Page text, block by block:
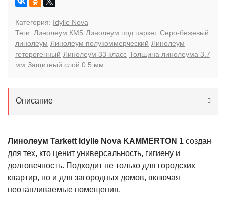
Категория: Idylle Nova
Теги: Линолеум КМ5 Линолеум под паркет Серо-бежевый
линолеум Линолеум полукоммерческий Линолеум
гетерогенный Линолеум 33 класс Толщина линолеума 3.7
мм Защитный слой 0.5 мм
Описание
Линолеум Tarkett Idylle Nova KAMMERTON 1 создан
для тех, кто ценит универсальность, гигиену и
долговечность. Подходит не только для городских
квартир, но и для загородных домов, включая
неотапливаемые помещения.